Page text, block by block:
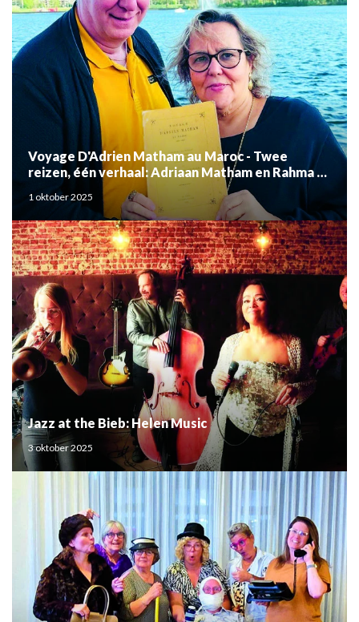
Voyage D'Adrien Matham au Maroc - Twee
reizen, één verhaal: Adriaan Matham en Rahma el
Mouden
1 oktober 2025
Jazz at the Bieb: Helen Music
3 oktober 2025